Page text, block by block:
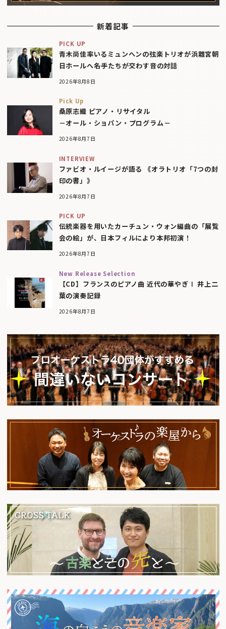
新着記事
PICK UP
青木尚佳率いるミュンヘンの弦楽トリオが浜離宮朝
日ホールへ――名手たちが交わす音の対話
2026年8月8日
Pick Up
桑原志織 ピアノ・リサイタル
－オール・ショパン・プログラム－
2026年8月7日
INTERVIEW
ファビオ・ルイージが語る 《オラトリオ「7つの封
印の書」》
2026年8月7日
PICK UP
伝統楽器を用いたカーチュン・ウォン編曲の「展覧
会の絵」が、日本フィルにより本邦初演！
2026年8月7日
New Release Selection
【CD】フランスのピアノ曲 近代の華やぎⅠ 井上二
葉の演奏記録
2026年8月7日